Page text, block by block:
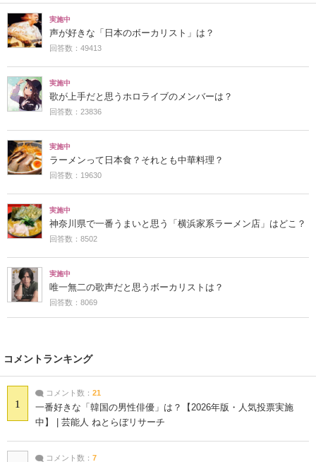
実施中
声が好きな「日本のボーカリスト」は？
回答数：49413
実施中
歌が上手だと思うホロライブのメンバーは？
回答数：23836
実施中
ラーメンって日本食？それとも中華料理？
回答数：19630
実施中
神奈川県で一番うまいと思う「横浜家系ラーメン店」はどこ？
回答数：8502
実施中
唯一無二の歌声だと思うボーカリストは？
回答数：8069
コメントランキング
1
コメント数： 21
一番好きな「韓国の男性俳優」は？【2026年版・人気投票実施
中】 | 芸能人 ねとらぼリサーチ
コメント数： 7